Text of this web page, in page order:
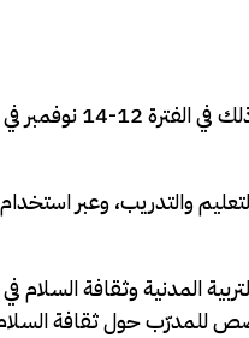
شاركت نائب رئيسة الجمعية الدكتورة وجيهة البحارنة في
والتدريب، وعبر
المدنية وثقافة السلام
للمدرّب حول ثقافة